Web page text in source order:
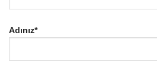
Adınız*